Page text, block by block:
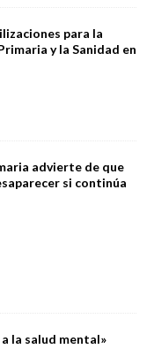
para la
y la Sanidad en
advierte de que
si continúa
la salud mental»